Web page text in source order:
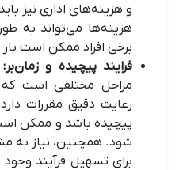
و هزینه‌های اداری نیز
هزینه‌ها می‌تواند به
برخی افراد ممکن است بار
فرایند پیچیده و زمان‌بر:
مراحل مختلفی است که
رعایت دقیق مقررات
پیچیده باشد و ممکن
شود. همچنین، نیاز به
برای تسهیل فرآیند